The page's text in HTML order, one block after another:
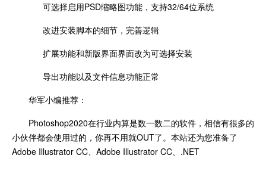
可选择启用PSD缩略图功能，支持32/64位系统
改进安装脚本的细节，完善逻辑
扩展功能和新版界面界面改为可选择安装
导出功能以及文件信息功能正常
华军小编推荐：
Photoshop2020在行业内算是数一数二的软件，相信有很多的
小伙伴都会使用过的，你再不用就OUT了。本站还为您准备了
Adobe Illustrator CC、Adobe Illustrator CC、.NET